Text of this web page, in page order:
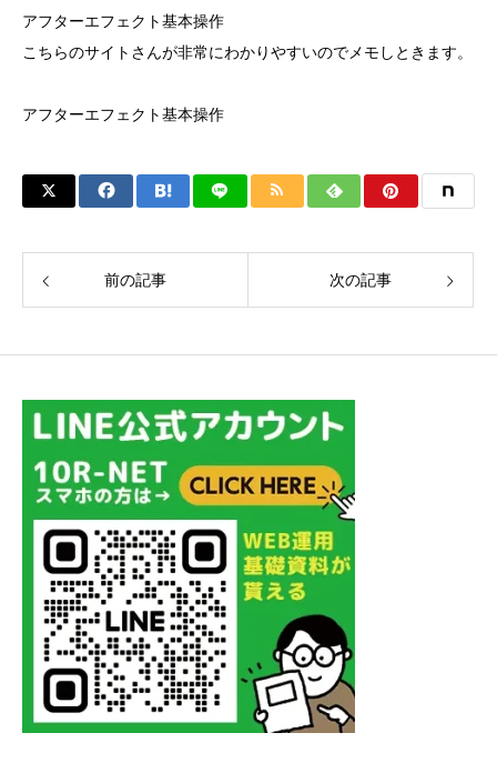
アフターエフェクト基本操作
こちらのサイトさんが非常にわかりやすいのでメモしときます。
アフターエフェクト基本操作
前の記事 次の記事